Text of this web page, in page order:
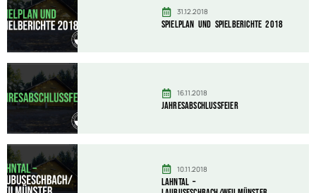
31.12.2018
Spielplan und Spielberichte 2018
16.11.2018
Jahresabschlussfeier
10.11.2018
Lahntal –